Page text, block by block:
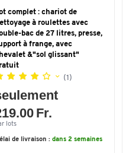
complet : chariot de
à roulettes avec
bac de 27 litres, presse,
à frange, avec
&"sol glissant"
(1)
Fr.
lots
de livraison : dans 2 semaines